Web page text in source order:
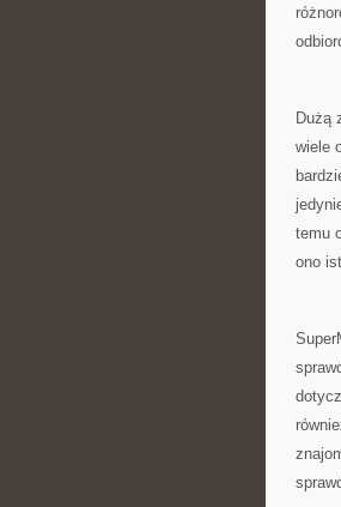
Dużą
wiele
temu
ono